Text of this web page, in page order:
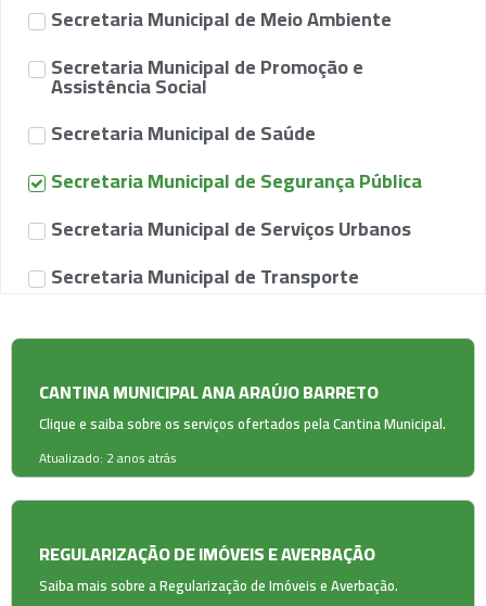
Secretaria Municipal de Meio Ambiente
Secretaria Municipal de Promoção e
Assistência Social
Secretaria Municipal de Saúde
Secretaria Municipal de Segurança Pública
Secretaria Municipal de Serviços Urbanos
Secretaria Municipal de Transporte
CANTINA MUNICIPAL ANA ARAÚJO BARRETO
Clique e saiba sobre os serviços ofertados pela Cantina Municipal.
Atualizado: 2 anos atrás
REGULARIZAÇÃO DE IMÓVEIS E AVERBAÇÃO
Saiba mais sobre a Regularização de Imóveis e Averbação.